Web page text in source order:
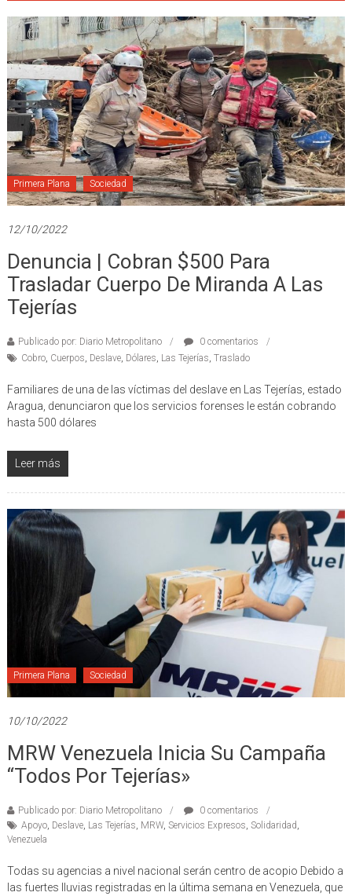
Primera Plana Sociedad
12/10/2022
Denuncia | Cobran $500 Para
Trasladar Cuerpo De Miranda A Las
Tejerías
Publicado por: Diario Metropolitano
0 comentarios
Cobro, Cuerpos Deslave, Dólares Las Tejerías Traslado
Familiares de una de las víctimas del deslave en Las Tejerías, estado
Aragua, denunciaron que los servicios forenses le están cobrando
hasta 500 dólares
Leer más
Primera Plana Sociedad
10/10/2022
MRW Venezuela Inicia Su Campaña
“Todos Por Tejerías»
Publicado por: Diario Metropolitano
0 comentarios
Apoyo, Deslave, Las Tejerías, MRW, Servicios Expresos, Solidaridad,
Venezuela
Todas su agencias a nivel nacional serán centro de acopio Debido a
las fuertes lluvias registradas en la última semana en Venezuela, que